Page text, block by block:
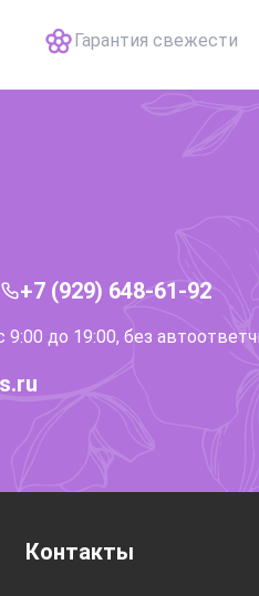
Гарантия свежести
+7 (929) 648-61-92
до 19:00, без
Контакты